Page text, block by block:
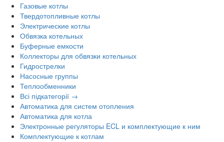
Газовые котлы
Твердотопливные котлы
Электрические котлы
Обвязка котельных
Буферные емкости
Коллекторы для обвязки котельных
Гидрострелки
Насосные группы
Теплообменники
Всі підкатегорії →
Автоматика для систем отопления
Автоматика для котла
Электронные регуляторы ECL и комплектующие к ним
Комплектующие к котлам